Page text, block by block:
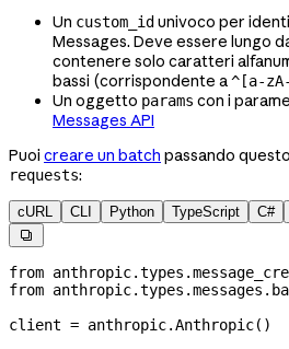
Un custom_id univoco per
Messages. Deve essere lungo
contenere solo caratteri
bassi (corrispondente a^[a-
Un oggetto params con i
Messages API
Puoi creare un batch passando
requests:
cURL CLI Python TypeScript C#

from
from
client = anthropic.Anthropic()